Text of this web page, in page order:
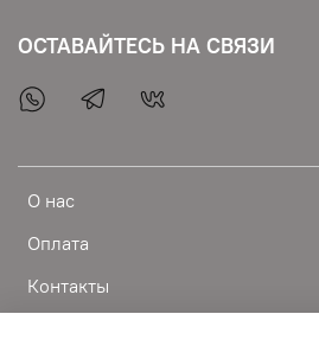
О нас
Оплата
Контакты
ОСТАВАЙТЕСЬ НА СВЯЗИ